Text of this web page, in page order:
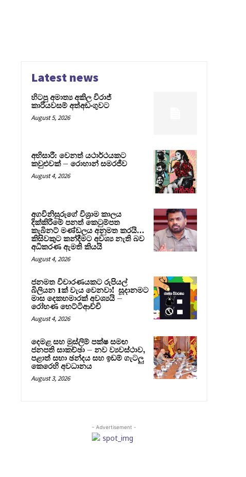
Latest news
හිටපු අමාත්‍ය අකිල විරාජ්
කාරියවසම් අත්අඩංගුවට
August 5, 2026
අභිසාරී: වෙනත් යථාර්ථයකට
කවුළුවක් – රොහාන් සමරජීව
August 4, 2026
අගවිනිසුරුගේ විශ්‍රාම කාලය
දික්කිරීමේ පනත් කෙටුම්පත
කැබිනට් මණ්ඩලය අනුමත කරයි…
කිසිවකුට කන්දීමට අවශ්‍ය නැති බව
අධිකරණ ඇමති කියයි
August 4, 2026
ජනමත විචාරණයකට රුපියල්
බිලියන 1ක් වැය වෙනවා! සූදානමට
මාස දෙකහමාරක් අවශ්‍යයි –
රෝහණ හෙට්ටිආච්චි
August 4, 2026
දෙමළ සහ මුස්ලිම් පක්ෂ සමඟ
ජනපති සාකච්ඡා – නව ව්‍යවස්ථාව,
පළාත් සභා ඡන්දය සහ ඉඩම් ගැටලු
කෙරෙහි අවධානය
August 3, 2026
- Advertisement -